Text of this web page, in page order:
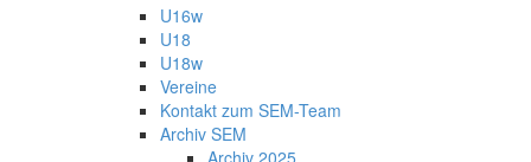
U16w
U18
U18w
Vereine
Kontakt zum SEM-Team
Archiv SEM
Archiv 2025